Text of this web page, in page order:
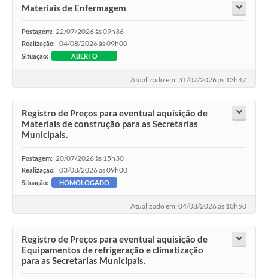
Materiais de Enfermagem
Postagem: 22/07/2026 às 09h36
Realização: 04/08/2026 às 09h00
Situação: ABERTO
Atualizado em: 31/07/2026 às 13h47
Registro de Preços para eventual aquisição de
Materiais de construção para as Secretarias
Municipais.
Postagem: 20/07/2026 às 15h30
Realização: 03/08/2026 às 09h00
Situação: HOMOLOGADO
Atualizado em: 04/08/2026 às 10h50
Registro de Preços para eventual aquisição de
Equipamentos de refrigeração e climatização
para as Secretarias Municipais.